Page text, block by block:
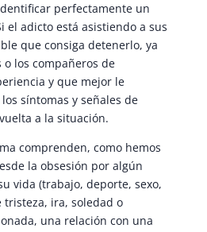
perfectamente un
el adicto está asistiendo a sus
que consiga detenerlo, ya
los compañeros de
y que mejor le
síntomas y señales de
a la situación.
comprenden, como hemos
la obsesión por algún
vida (trabajo, deporte, sexo,
tristeza, ira, soledad o
una relación con una